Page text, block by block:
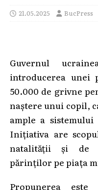
21.05.2025 BucPress
Guvernul
introducerea unei
50.000 de grivne
naștere unui copil,
ample a
Inițiativa are
natalității și de
părinților pe piața
Propunerea